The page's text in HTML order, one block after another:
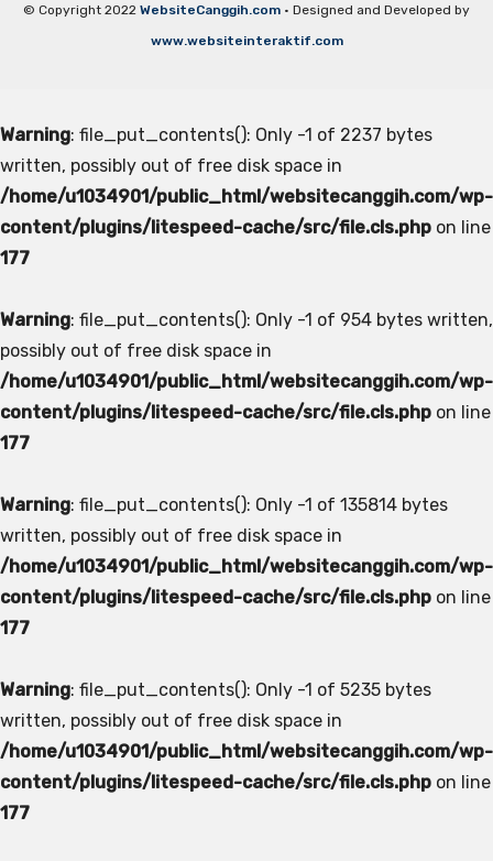
© Copyright 2022 WebsiteCanggih.com · Designed and Developed by
www.websiteinteraktif.com
Warning: file_put_contents(): Only -1 of 2237 bytes
written, possibly out of free disk space in
/home/u1034901/public_html/websitecanggih.com/wp-
content/plugins/litespeed-cache/src/file.cls.php on line
177
Warning: file_put_contents(): Only -1 of 954 bytes written,
possibly out of free disk space in
/home/u1034901/public_html/websitecanggih.com/wp-
content/plugins/litespeed-cache/src/file.cls.php on line
177
Warning: file_put_contents(): Only -1 of 135814 bytes
written, possibly out of free disk space in
/home/u1034901/public_html/websitecanggih.com/wp-
content/plugins/litespeed-cache/src/file.cls.php on line
177
Warning: file_put_contents(): Only -1 of 5235 bytes
written, possibly out of free disk space in
/home/u1034901/public_html/websitecanggih.com/wp-
content/plugins/litespeed-cache/src/file.cls.php on line
177